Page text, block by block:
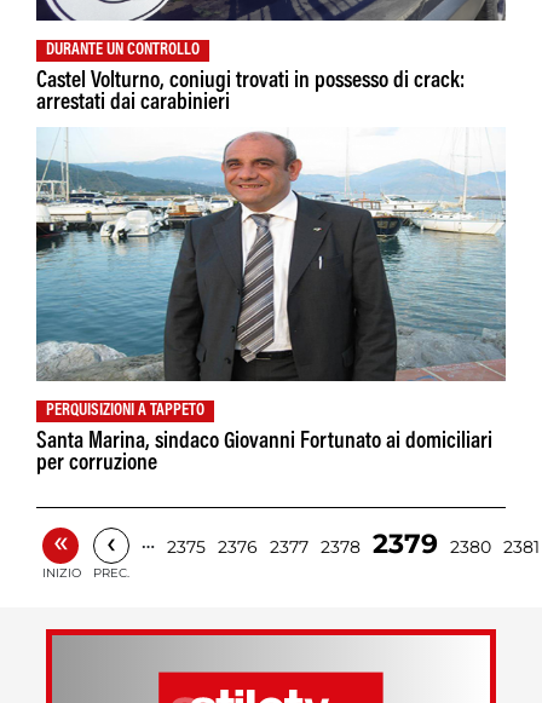
DURANTE UN CONTROLLO
Castel Volturno, coniugi trovati in possesso di crack:
arrestati dai carabinieri
PERQUISIZIONI A TAPPETO
Santa Marina, sindaco Giovanni Fortunato ai domiciliari
per corruzione
«
INIZIO
‹
PREC.
… 2375 2376 2377 2378 2379 2380 2381